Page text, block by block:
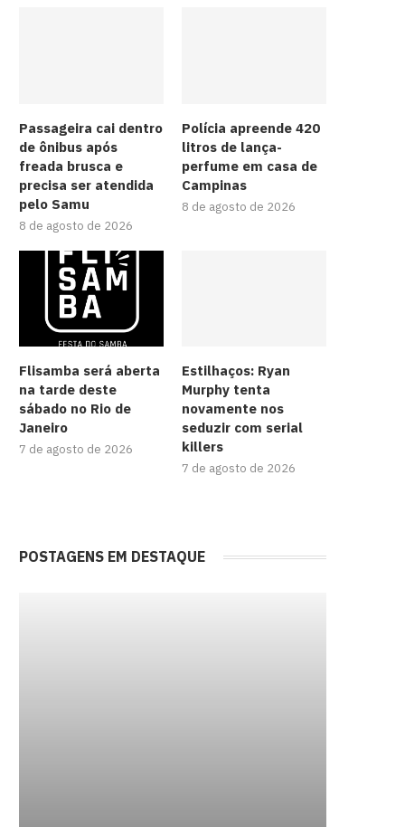
Passageira cai dentro
de ônibus após
freada brusca e
precisa ser atendida
pelo Samu
8 de agosto de 2026
Polícia apreende 420
litros de lança-
perfume em casa de
Campinas
8 de agosto de 2026
Flisamba será aberta
na tarde deste
sábado no Rio de
Janeiro
7 de agosto de 2026
Estilhaços: Ryan
Murphy tenta
novamente nos
seduzir com serial
killers
7 de agosto de 2026
POSTAGENS EM DESTAQUE